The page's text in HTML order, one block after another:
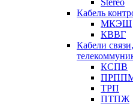
Stereo
Кабель
МКЭШ
КВВГ
Кабели
КСПВ
ТРП
ПТПЖ